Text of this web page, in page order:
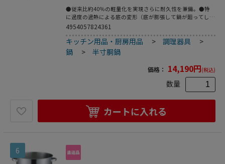
●従来比約40％の軽量化を実現さらに耐久性を兼備。●特
に過度の過熱による底の変形（底が膨張して鍋が廻ってしま
うような場合もあり危険です。）を防ぐために、底の中心部
東京電力様で共同開発（現在特許申請中）したスペシャルバ
ージョンです。●サテン仕上。●重量：2．8kg●容量：24L
4954057824361
キッチン用品・厨房用品 >調理器具
>
鍋
>半寸胴鍋
価格： 14,190円(税込)
数量
カートに入れる
6